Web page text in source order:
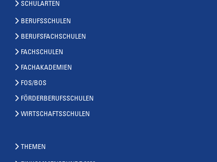
SCHULARTEN
BERUFSSCHULEN
BERUFSFACHSCHULEN
FACHSCHULEN
FACHAKADEMIEN
FOS/BOS
FÖRDERBERUFSSCHULEN
WIRTSCHAFTSSCHULEN
THEMEN